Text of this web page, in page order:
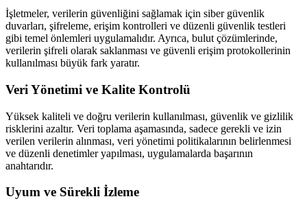
İşletmeler, verilerin güvenliğini sağlamak için siber güvenlik
duvarları, şifreleme, erişim kontrolleri ve düzenli güvenlik testleri
gibi temel önlemleri uygulamalıdır. Ayrıca, bulut çözümlerinde,
verilerin şifreli olarak saklanması ve güvenli erişim protokollerinin
kullanılması büyük fark yaratır.
Veri Yönetimi ve Kalite Kontrolü
Yüksek kaliteli ve doğru verilerin kullanılması, güvenlik ve gizlilik
risklerini azaltır. Veri toplama aşamasında, sadece gerekli ve izin
verilen verilerin alınması, veri yönetimi politikalarının belirlenmesi
ve düzenli denetimler yapılması, uygulamalarda başarının
anahtarıdır.
Uyum ve Sürekli İzleme